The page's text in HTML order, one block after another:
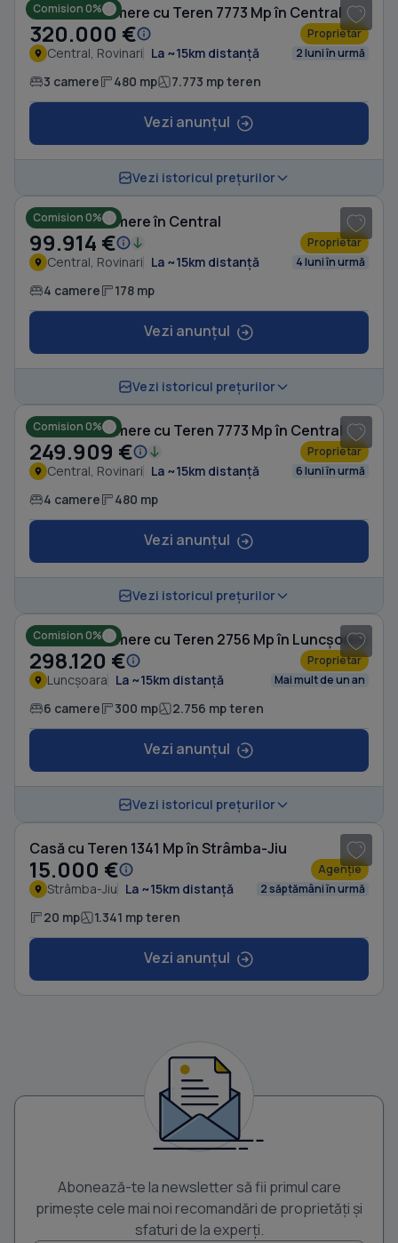
Comision 0%
Casă cu 3 camere cu Teren 7773 Mp în Central
320.000 € Proprietar
Central, Rovinari La ~15km distanță 2 luni în urmă
3 camere 480 mp 7.773 mp teren
Vezi anunțul
Vezi istoricul prețurilor
Comision 0%
Casă cu 4 camere în Central
99.914 € Proprietar
Central, Rovinari La ~15km distanță 4 luni în urmă
4 camere 178 mp
Vezi anunțul
Vezi istoricul prețurilor
Comision 0%
Casă cu 4 camere cu Teren 7773 Mp în Central
249.909 € Proprietar
Central, Rovinari La ~15km distanță 6 luni în urmă
4 camere 480 mp
Vezi anunțul
Vezi istoricul prețurilor
Comision 0%
Casă cu 6 camere cu Teren 2756 Mp în Luncșoara
298.120 € Proprietar
Luncșoara La ~15km distanță Mai mult de un an
6 camere 300 mp 2.756 mp teren
Vezi anunțul
Vezi istoricul prețurilor
Casă cu Teren 1341 Mp în Strâmba-Jiu
15.000 € Agenție
Strâmba-Jiu La ~15km distanță 2 săptămâni în urmă
20 mp 1.341 mp teren
Vezi anunțul
Abonează-te la newsletter să fii primul care
primește cele mai noi recomandări de proprietăți și
sfaturi de la experți.